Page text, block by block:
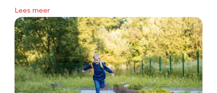
Lees meer